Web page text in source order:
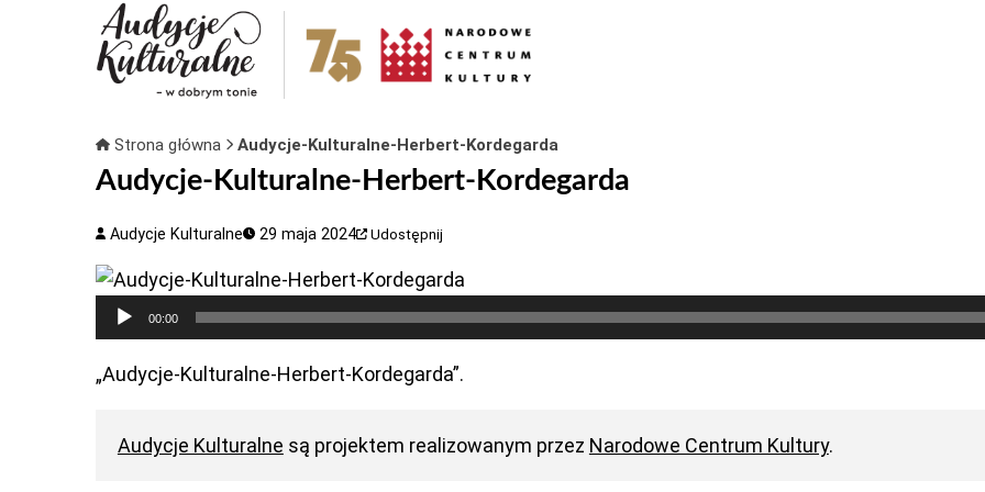
Strona główna Audycje-Kulturalne-Herbert-Kordegarda
Audycje-Kulturalne-Herbert-Kordegarda
Audycje Kulturalne 29 maja 2024 Udostępnij
Odtwarzacz
plików
dźwiękowych
00:00
„Audycje-Kulturalne-Herbert-Kordegarda”.
Audycje Kulturalne są projektem realizowanym przez Narodowe Centrum Kultury.